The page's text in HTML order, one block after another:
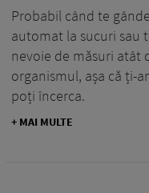
Probabil când te
automat la sucuri sau
nevoie de măsuri atât
organismul, așa că ți-
poți încerca.
+ MAI MULTE